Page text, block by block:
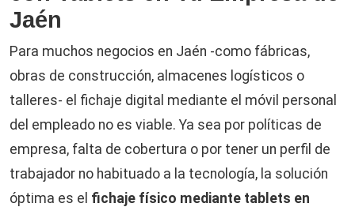
Jaén
Para muchos negocios en Jaén -como fábricas,
obras de construcción, almacenes logísticos o
talleres- el fichaje digital mediante el móvil personal
del empleado no es viable. Ya sea por políticas de
empresa, falta de cobertura o por tener un perfil de
trabajador no habituado a la tecnología, la solución
óptima es el fichaje físico mediante tablets en